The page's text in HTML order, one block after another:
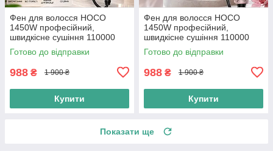
Фен для волосся HOCO
1450W професійний,
швидкісне сушіння 110000
об/хв, 3 режими, 3 швидкості,
іонізація, фен з
Готово до відправки
988 ₴ 1 900 ₴
Купити
Фен для волосся HOCO
1450W професійний,
швидкісне сушіння 110000
об/хв 3 режими 3 швидкості
іонізація фен з
Готово до відправки
988 ₴ 1 900 ₴
Купити
Показати ще